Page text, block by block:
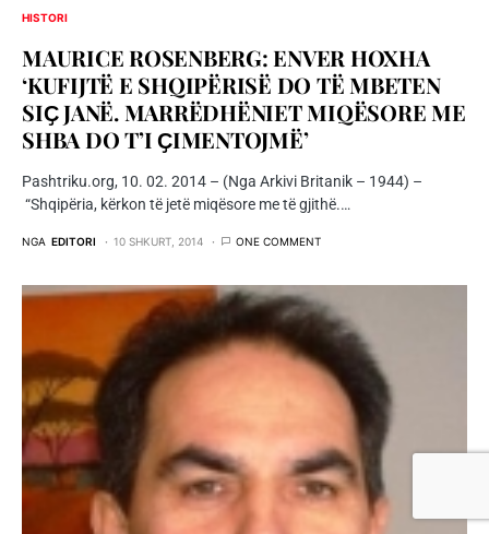
HISTORI
MAURICE ROSENBERG: ENVER HOXHA
‘KUFIJTË E SHQIPËRISË DO TË MBETEN
SIҪ JANË. MARRËDHËNIET MIQËSORE ME
SHBA DO T’I ҪIMENTOJMË’
Pashtriku.org, 10. 02. 2014 – (Nga Arkivi Britanik – 1944) –
“Shqipëria, kërkon të jetë miqësore me të gjithë.…
NGA EDITORI 10 SHKURT, 2014 ONE COMMENT